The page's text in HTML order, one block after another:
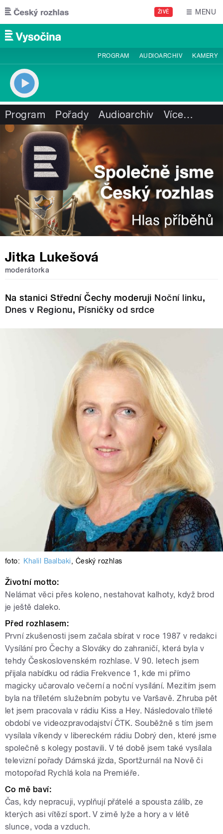
Přejít k hlavnímu obsahu
ŽIVĚ MENU
PROGRAM AUDIOARCHIV KAMERY
Program Pořady Audioarchiv Více…
Jitka Lukešová
moderátorka
Na stanici Střední Čechy moderuji Noční linku,
Dnes v Regionu, Písničky od srdce
foto: Khalil Baalbaki, Český rozhlas
Životní motto:
Nelámat věci přes koleno, nestahovat kalhoty, když brod
je ještě daleko.
Před rozhlasem:
První zkušenosti jsem začala sbírat v roce 1987 v redakci
Vysílání pro Čechy a Slováky do zahraničí, která byla v
tehdy Československém rozhlase. V 90. letech jsem
přijala nabídku od rádia Frekvence 1, kde mi přímo
magicky učarovalo večerní a noční vysílání. Mezitím jsem
byla na tříletém služebním pobytu ve Varšavě. Zhruba pět
let jsem pracovala v rádiu Kiss a Hey. Následovalo tříleté
období ve videozpravodajství ČTK. Souběžně s tím jsem
vysílala víkendy v libereckém rádiu Dobrý den, které jsme
společně s kolegy postavili. V té době jsem také vysílala
televizní pořady Dámská jízda, Sportžurnál na Nově či
motopořad Rychlá kola na Premiéře.
Co mě baví:
Čas, kdy nepracuji, vyplňují přátelé a spousta zálib, ze
kterých asi vítězí sport. V zimě lyže a hory a v létě
slunce, voda a vzduch.